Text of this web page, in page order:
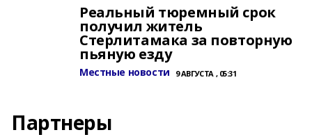
Реальный тюремный срок
получил житель
Стерлитамака за повторную
пьяную езду
Местные новости 9 АВГУСТА , 05:31
Партнеры